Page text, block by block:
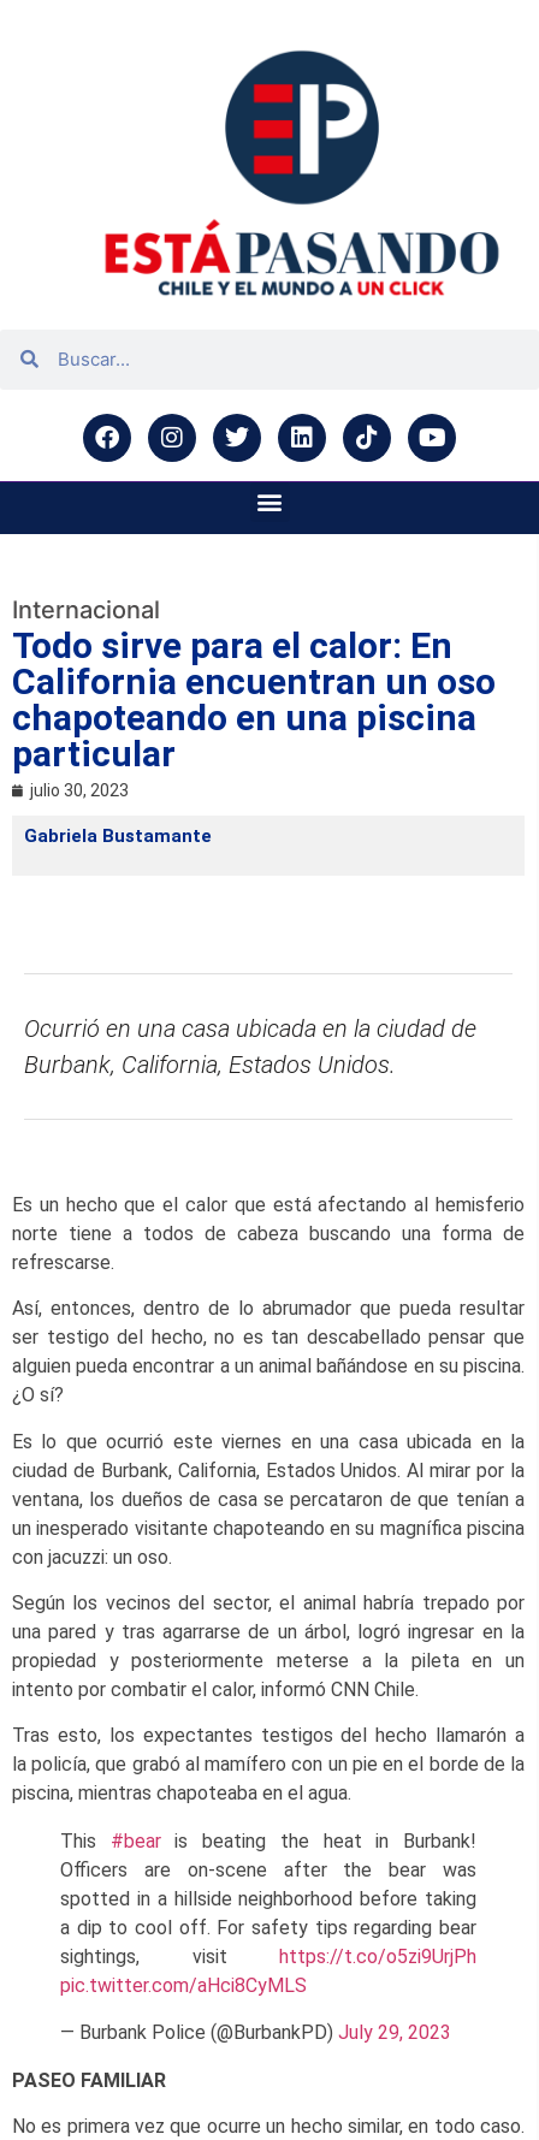
Internacional
Todo sirve para el calor: En
California encuentran un oso
chapoteando en una piscina
particular
julio 30, 2023
Gabriela Bustamante
Ocurrió en una casa ubicada en la ciudad de
Burbank, California, Estados Unidos.
Es un hecho que el calor que está afectando al hemisferio
norte tiene a todos de cabeza buscando una forma de
refrescarse.
Así, entonces, dentro de lo abrumador que pueda resultar
ser testigo del hecho, no es tan descabellado pensar que
alguien pueda encontrar a un animal bañándose en su piscina.
¿O sí?
Es lo que ocurrió este viernes en una casa ubicada en la
ciudad de Burbank, California, Estados Unidos. Al mirar por la
ventana, los dueños de casa se percataron de que tenían a
un inesperado visitante chapoteando en su magnífica piscina
con jacuzzi: un oso.
Según los vecinos del sector, el animal habría trepado por
una pared y tras agarrarse de un árbol, logró ingresar en la
propiedad y posteriormente meterse a la pileta en un
intento por combatir el calor, informó CNN Chile.
Tras esto, los expectantes testigos del hecho llamarón a
la policía, que grabó al mamífero con un pie en el borde de la
piscina, mientras chapoteaba en el agua.
This #bearis beating the heat in Burbank!
Officers are on-scene after the bear was
spotted in a hillside neighborhood before taking
a dip to cool off. For safety tips regarding bear
sightings, visit
https://t.co/o5zi9UrjPh
pic.twitter.com/aHci8CyMLS
— Burbank Police (@BurbankPD) July 29, 2023
PASEO FAMILIAR
No es primera vez que ocurre un hecho similar, en todo caso.